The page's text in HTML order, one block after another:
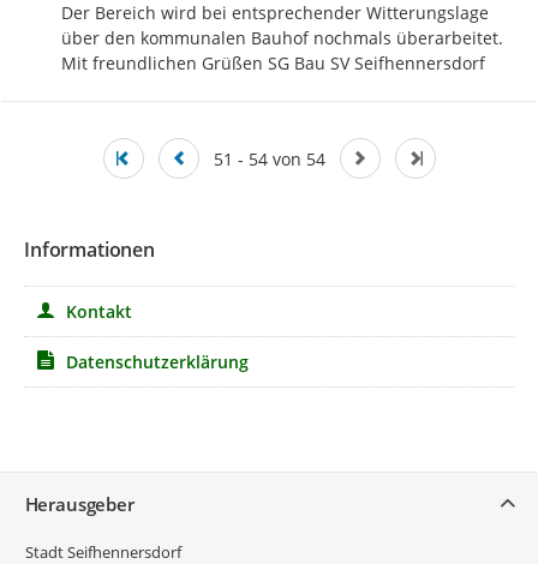
Der Bereich wird bei entsprechender Witterungslage
über den kommunalen Bauhof nochmals überarbeitet.
Mit freundlichen Grüßen SG Bau SV Seifhennersdorf
51 - 54 von 54
Informationen
Kontakt
Datenschutzerklärung
Herausgeber
Stadt Seifhennersdorf